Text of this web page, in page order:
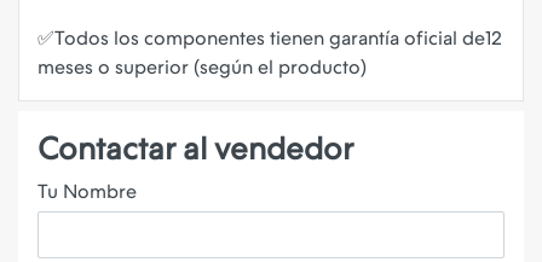
✅Todos los componentes tienen garantía oficial de12
Contactar al vendedor
Tu Nombre